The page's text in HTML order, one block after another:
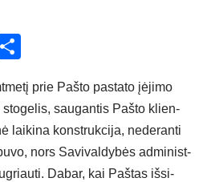
X
prie Paš­to pa­sta­to įė­ji­mo
sto­ge­lis, sau­gan­tis Paš­to klien­
lai­ki­na konst­ruk­ci­ja, ne­de­ran­ti
nors Sa­vi­val­dy­bės ad­mi­nist­
Da­bar, kai Paš­tas iš­si­